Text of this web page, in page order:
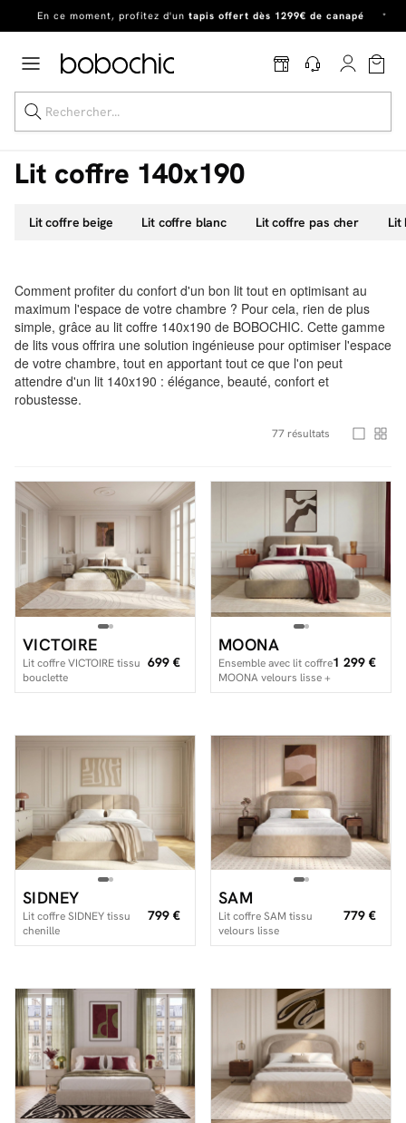
En ce moment, profitez d'un tapis offert dès 1299€ de canapé *
Excellent
Uneparure offerte
Dernière chance jusqu'à -50%
Nouveautés
Livraison rapide
Vos intérieurs
Facilité de paiements
Livraison
Aide et contact
Conseil sur mesure
Mieux nous connaître
Lit coffre 140x190
Lit coffre beige Lit coffre blanc Lit coffre pas cher Lit
Comment profiter du confort d'un bon lit tout en optimisant au
maximum l'espace de votre chambre ? Pour cela, rien de plus
simple, grâce au lit coffre 140x190 de BOBOCHIC. Cette gamme
de lits vous offrira une solution ingénieuse pour optimiser l'espace
de votre chambre, tout en apportant tout ce que l'on peut
attendre d'un lit 140x190 : élégance, beauté, confort et
robustesse.
77 résultats
VICTOIRE
Lit coffre VICTOIRE tissu
bouclette
699 €
MOONA
Ensemble avec lit coffre
MOONA velours lisse +
matelas hybride
1 299 €
SIDNEY
Lit coffre SIDNEY tissu
chenille
799 €
SAM
Lit coffre SAM tissu
velours lisse
779 €